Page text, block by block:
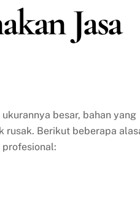
Jasa
besar, bahan yang
rusak. Berikut beberapa